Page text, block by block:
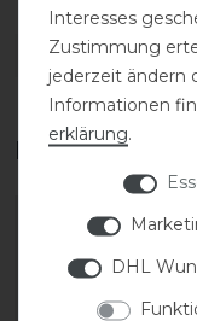
DETAILS
Das
Interesses
Zustimmung
jederzeit ändern
Informationen
erklärung.
DHL